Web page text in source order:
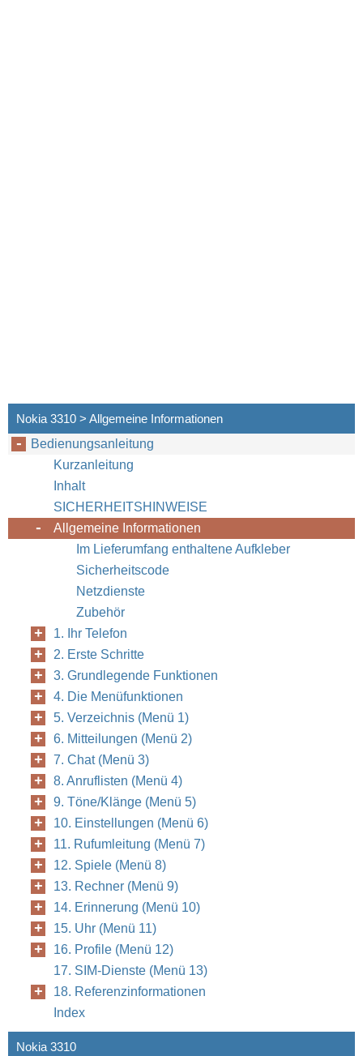
Nokia 3310 > Allgemeine Informationen
Bedienungsanleitung
Kurzanleitung
Inhalt
SICHERHEITSHINWEISE
Allgemeine Informationen
Im Lieferumfang enthaltene Aufkleber
Sicherheitscode
Netzdienste
Zubehör
1. Ihr Telefon
2. Erste Schritte
3. Grundlegende Funktionen
4. Die Menüfunktionen
5. Verzeichnis (Menü 1)
6. Mitteilungen (Menü 2)
7. Chat (Menü 3)
8. Anruflisten (Menü 4)
9. Töne/Klänge (Menü 5)
10. Einstellungen (Menü 6)
11. Rufumleitung (Menü 7)
12. Spiele (Menü 8)
13. Rechner (Menü 9)
14. Erinnerung (Menü 10)
15. Uhr (Menü 11)
16. Profile (Menü 12)
17. SIM-Dienste (Menü 13)
18. Referenzinformationen
Index
Nokia 3310